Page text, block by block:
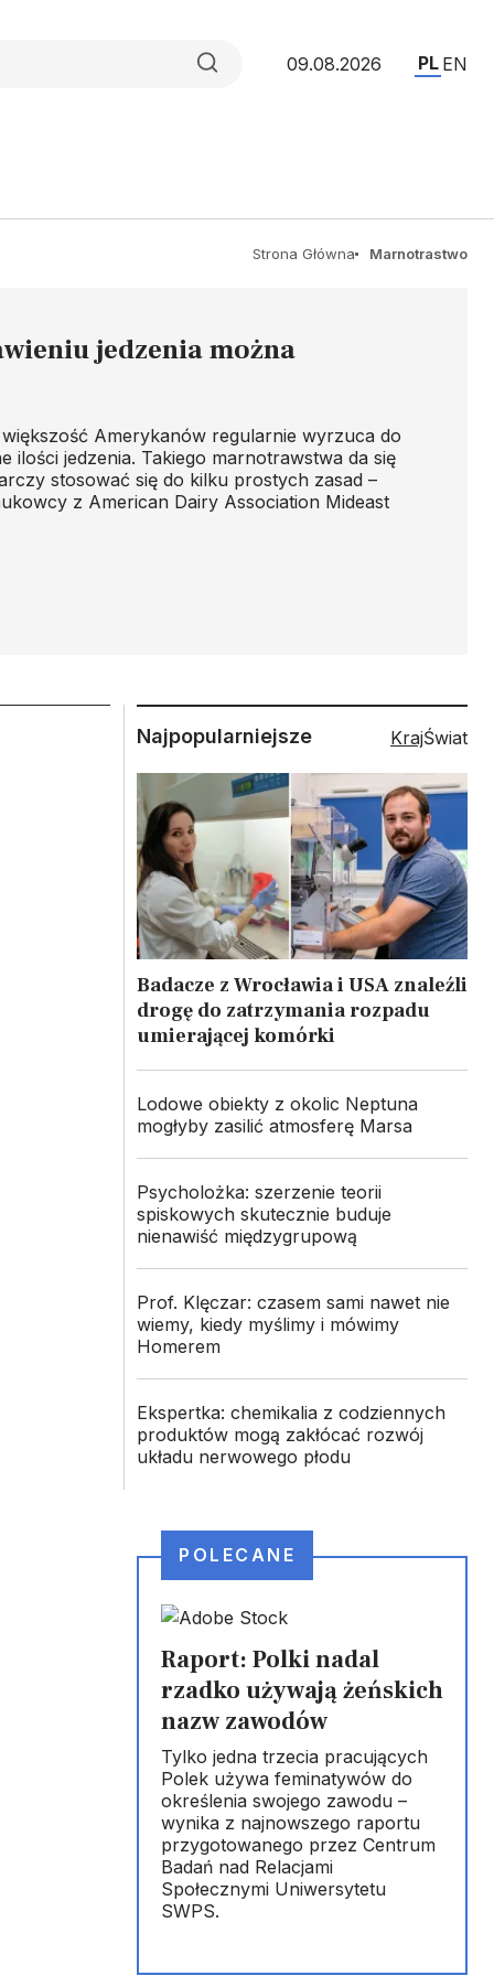
09.08.2026 PL EN
Strona Główna Marnotrastwo
jedzenia można
Amerykanów regularnie wyrzuca do
ilości jedzenia. Takiego marnotrawstwa da się
stosować się do kilku prostych zasad –
z American Dairy Association Mideast
Najpopularniejsze KrajŚwiat
Badacze z Wrocławia i USA znaleźli
drogę do zatrzymania rozpadu
umierającej komórki
Lodowe obiekty z okolic Neptuna
mogłyby zasilić atmosferę Marsa
Psycholożka: szerzenie teorii
spiskowych skutecznie buduje
nienawiść międzygrupową
Prof. Klęczar: czasem sami nawet nie
wiemy, kiedy myślimy i mówimy
Homerem
Ekspertka: chemikalia z codziennych
produktów mogą zakłócać rozwój
układu nerwowego płodu
POLECANE
Raport: Polki nadal
rzadko używają żeńskich
nazw zawodów
Tylko jedna trzecia pracujących
Polek używa feminatywów do
określenia swojego zawodu –
wynika z najnowszego raportu
przygotowanego przez Centrum
Badań nad Relacjami
Społecznymi Uniwersytetu
SWPS.